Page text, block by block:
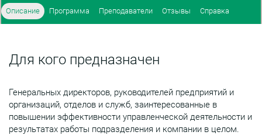
Описание Программа Преподаватели Отзывы Справка
Для кого предназначен
Генеральных директоров, руководителей предприятий и
организаций, отделов и служб, заинтересованные в
повышении эффективности управленческой деятельности и
результатах работы подразделения и компании в целом.